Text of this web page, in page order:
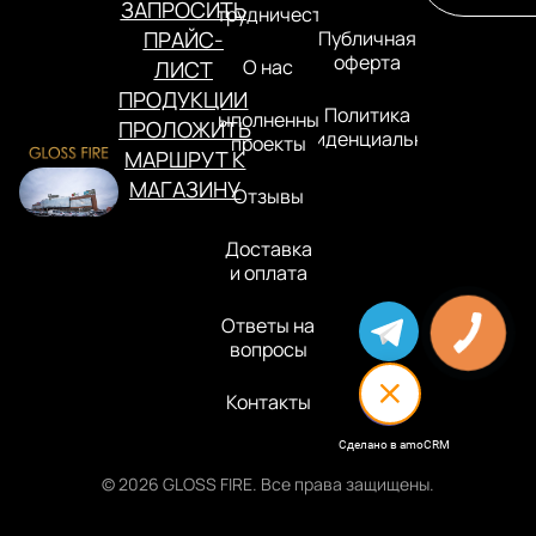
ЗАПРОСИТЬ
ПРАЙС-
ЛИСТ
ПРОДУКЦИИ
ПРОЛОЖИТЬ
МАРШРУТ К
МАГАЗИНУ
Сотрудничество
О нас
Выполненные
проекты
Отзывы
Доставка
и оплата
Ответы на
вопросы
Контакты
Публичная
оферта
Политика
конфиденциальности
© 2026 GLOSS FIRE. Все права защищены.
Сделано в amoCRM